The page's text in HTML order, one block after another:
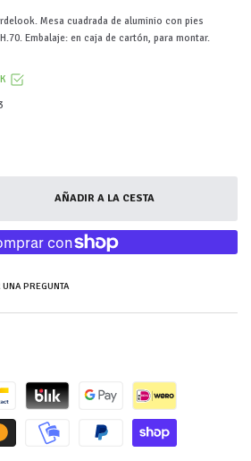
Mesa cuadrada de aluminio con pies
Embalaje: en caja de cartón, para montar.
AÑADIR A LA CESTA
UNA PREGUNTA